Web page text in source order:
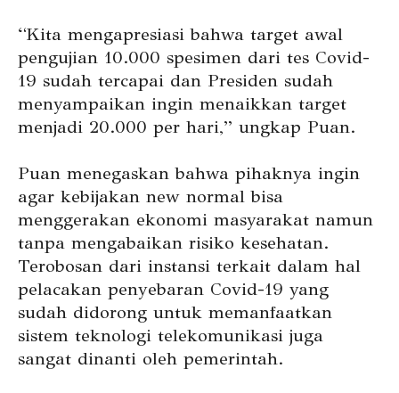
“Kita mengapresiasi bahwa target awal
pengujian 10.000 spesimen dari tes Covid-
19 sudah tercapai dan Presiden sudah
menyampaikan ingin menaikkan target
menjadi 20.000 per hari,” ungkap Puan.
Puan menegaskan bahwa pihaknya ingin
agar kebijakan new normal bisa
menggerakan ekonomi masyarakat namun
tanpa mengabaikan risiko kesehatan.
Terobosan dari instansi terkait dalam hal
pelacakan penyebaran Covid-19 yang
sudah didorong untuk memanfaatkan
sistem teknologi telekomunikasi juga
sangat dinanti oleh pemerintah.